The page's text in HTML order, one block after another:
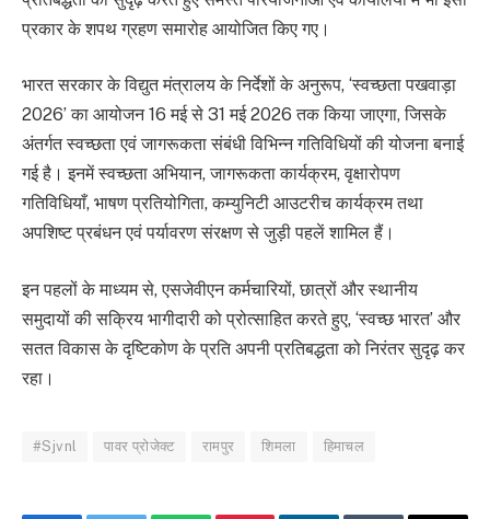
प्रकार के शपथ ग्रहण समारोह आयोजित किए गए।
भारत सरकार के विद्युत मंत्रालय के निर्देशों के अनुरूप, ‘स्वच्छता पखवाड़ा
2026’ का आयोजन 16 मई से 31 मई 2026 तक किया जाएगा, जिसके
अंतर्गत स्वच्छता एवं जागरूकता संबंधी विभिन्न गतिविधियों की योजना बनाई
गई है। इनमें स्वच्छता अभियान, जागरूकता कार्यक्रम, वृक्षारोपण
गतिविधियाँ, भाषण प्रतियोगिता, कम्युनिटी आउटरीच कार्यक्रम तथा
अपशिष्ट प्रबंधन एवं पर्यावरण संरक्षण से जुड़ी पहलें शामिल हैं।
इन पहलों के माध्यम से, एसजेवीएन कर्मचारियों, छात्रों और स्थानीय
समुदायों की सक्रिय भागीदारी को प्रोत्साहित करते हुए, ‘स्वच्छ भारत’ और
सतत विकास के दृष्टिकोण के प्रति अपनी प्रतिबद्धता को निरंतर सुदृढ़ कर
रहा।
#Sjvnl पावर प्रोजेक्ट रामपुर शिमला हिमाचल